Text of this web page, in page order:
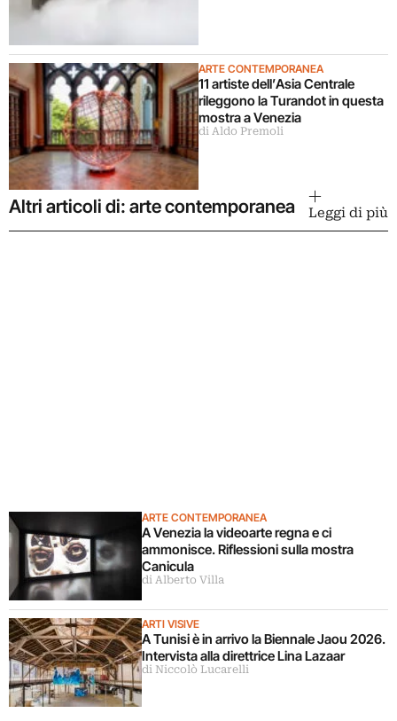
ARTE CONTEMPORANEA
11 artiste dell’Asia Centrale
rileggono la Turandot in questa
mostra a Venezia
di Aldo Premoli
Altri articoli di: arte contemporanea Leggi di più
ARTE CONTEMPORANEA
A Venezia la videoarte regna e ci
ammonisce. Riflessioni sulla mostra
Canicula
di Alberto Villa
ARTI VISIVE
A Tunisi è in arrivo la Biennale Jaou 2026.
Intervista alla direttrice Lina Lazaar
di Niccolò Lucarelli